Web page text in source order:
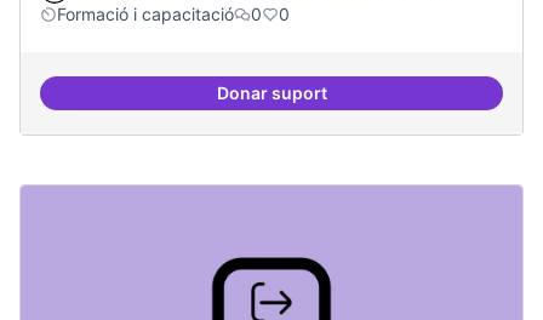
Formació i capacitació
0 0
Donar suportFormació FLOSS a Casals de